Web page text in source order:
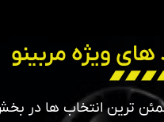
ویژه مربینو
ترین انتخاب ها در